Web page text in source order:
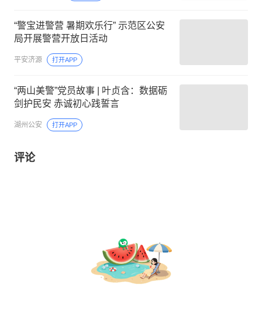
“警宝进警营 暑期欢乐行” 示范区公安
局开展警营开放日活动
平安济源 打开APP
“两山美警”党员故事 | 叶贞含：数据砺
剑护民安 赤诚初心践誓言
湖州公安 打开APP
评论